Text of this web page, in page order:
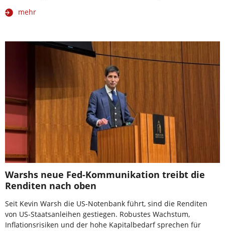
mehr
Warshs neue Fed-Kommunikation treibt die
Renditen nach oben
Seit Kevin Warsh die US-Notenbank führt, sind die Renditen
von US-Staatsanleihen gestiegen. Robustes Wachstum,
Inflationsrisiken und der hohe Kapitalbedarf sprechen für